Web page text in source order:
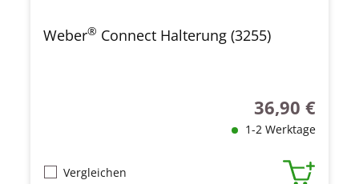
Weber® Connect Halterung (3255)
Regulärer Preis:
36,90 €
1-2 Werktage
Vergleichen